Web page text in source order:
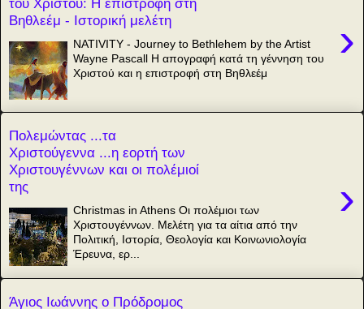
του Χριστού: Η επιστροφή στη
Βηθλεέμ - Ιστορική μελέτη
›
NATIVITY - Journey to Bethlehem by the Artist
Wayne Pascall Η απογραφή κατά τη γέννηση του
Χριστού και η επιστροφή στη Βηθλεέμ
Πολεμώντας ...τα
Χριστούγεννα ...η εορτή των
Χριστουγέννων και οι πολέμιοί
της
›
Christmas in Athens Οι πολέμιοι των
Χριστουγέννων. Μελέτη για τα αίτια από την
Πολιτική, Ιστορία, Θεολογία και Κοινωνιολογία
Έρευνα, ερ...
Άγιος Ιωάννης ο Πρόδρομος